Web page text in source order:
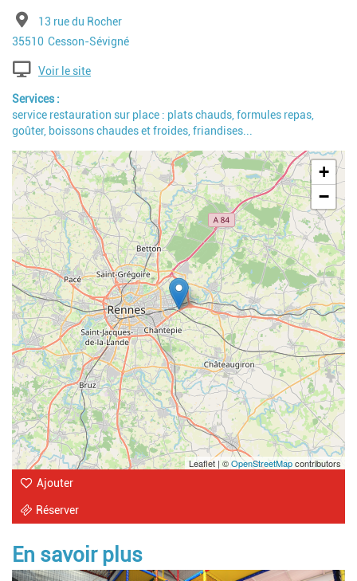
Adresse13 rue du Rocher
Code postal
35510 Ville
Cesson-Sévigné
Voir le site
Services
service restauration sur place : plats chauds, formules repas,
goûter, boissons chaudes et froides, friandises...
Geolocalisation
+
−
Leaflet | ©OpenStreetMapcontributors
Ajouter
Réserver
En savoir plus